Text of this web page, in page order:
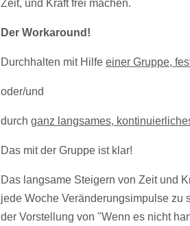
Zeit, und Kraft frei machen.
Der Workaround!
Durchhalten mit Hilfe einer Gruppe,
oder/und
durch ganz langsames,
Das mit der Gruppe ist klar!
Das langsame Steigern von Zeit und
jede Woche Veränderungsimpulse zu
der Vorstellung von "Wenn es nicht